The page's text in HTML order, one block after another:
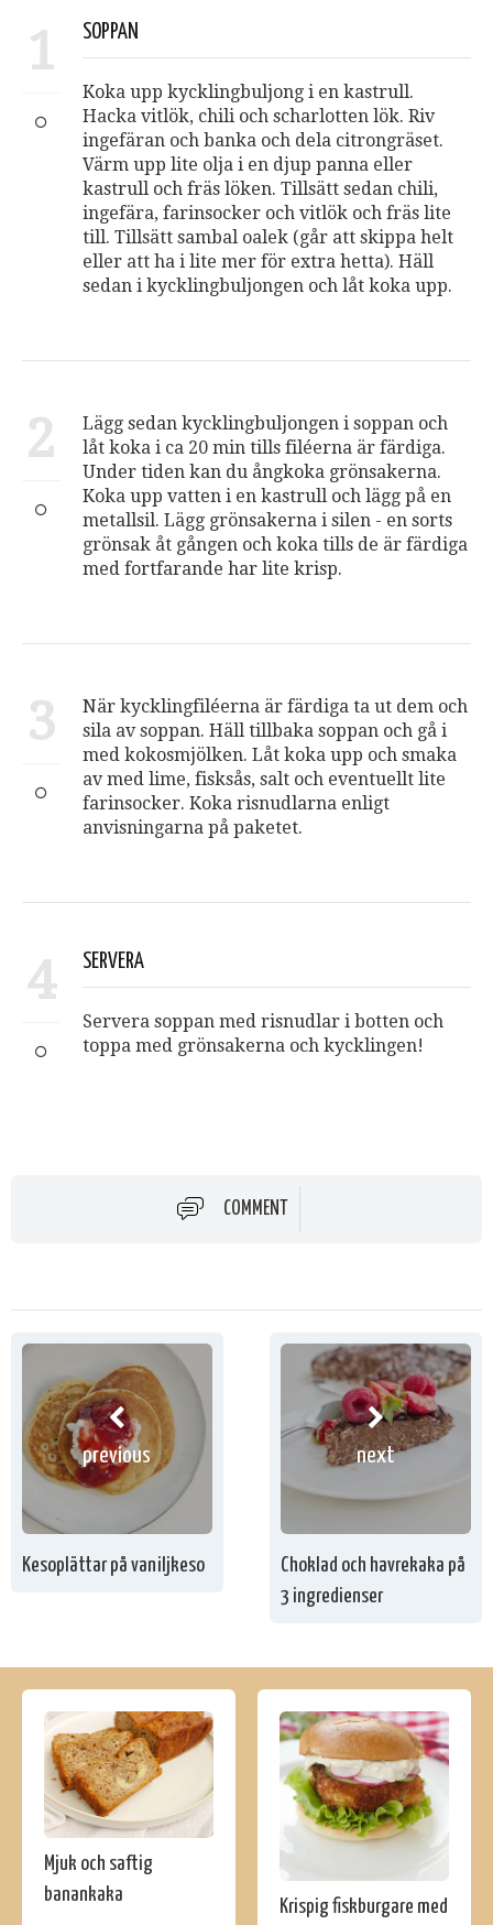
1 SOPPAN
Koka upp kycklingbuljong i en kastrull.
Hacka vitlök, chili och scharlotten lök. Riv
ingefäran och banka och dela citrongräset.
Värm upp lite olja i en djup panna eller
kastrull och fräs löken. Tillsätt sedan chili,
ingefära, farinsocker och vitlök och fräs lite
till. Tillsätt sambal oalek (går att skippa helt
eller att ha i lite mer för extra hetta). Häll
sedan i kycklingbuljongen och låt koka upp.
2
Lägg sedan kycklingbuljongen i soppan och
låt koka i ca 20 min tills filéerna är färdiga.
Under tiden kan du ångkoka grönsakerna.
Koka upp vatten i en kastrull och lägg på en
metallsil. Lägg grönsakerna i silen - en sorts
grönsak åt gången och koka tills de är färdiga
med fortfarande har lite krisp.
3
När kycklingfiléerna är färdiga ta ut dem och
sila av soppan. Häll tillbaka soppan och gå i
med kokosmjölken. Låt koka upp och smaka
av med lime, fisksås, salt och eventuellt lite
farinsocker. Koka risnudlarna enligt
anvisningarna på paketet.
4 SERVERA
Servera soppan med risnudlar i botten och
toppa med grönsakerna och kycklingen!
COMMENT
previous
Kesoplättar på vaniljkeso
next
Choklad och havrekaka på
3 ingredienser
Mjuk och saftig
banankaka
Krispig fiskburgare med